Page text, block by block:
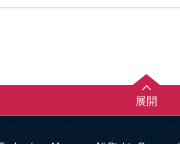
展開